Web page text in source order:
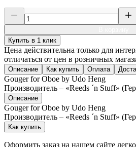
Купить в 1 клик
Цена действительна только для
отличаться от цен в розничных
Описание Как купить Оплата
Gouger for Oboe by Udo Heng
Производитель – «Reeds ´n Stuff»
Описание
Gouger for Oboe by Udo Heng
Производитель – «Reeds ´n Stuff»
Как купить
Оформить заказ на нашем сайте